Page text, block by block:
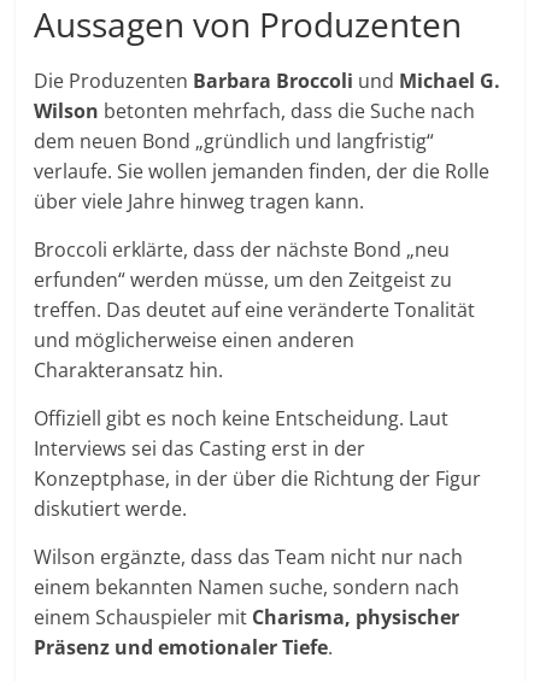
Aussagen von Produzenten
Die Produzenten Barbara Broccoli und Michael G.
Wilson betonten mehrfach, dass die Suche nach
dem neuen Bond „gründlich und langfristig“
verlaufe. Sie wollen jemanden finden, der die Rolle
über viele Jahre hinweg tragen kann.
Broccoli erklärte, dass der nächste Bond „neu
erfunden“ werden müsse, um den Zeitgeist zu
treffen. Das deutet auf eine veränderte Tonalität
und möglicherweise einen anderen
Charakteransatz hin.
Offiziell gibt es noch keine Entscheidung. Laut
Interviews sei das Casting erst in der
Konzeptphase, in der über die Richtung der Figur
diskutiert werde.
Wilson ergänzte, dass das Team nicht nur nach
einem bekannten Namen suche, sondern nach
einem Schauspieler mit Charisma, physischer
Präsenz und emotionaler Tiefe.